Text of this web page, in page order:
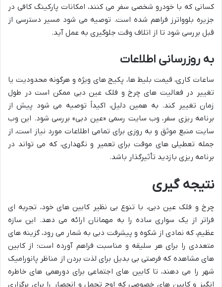
کسانی که با خودرو شخصی سفر می کنند، امکانات پارکینگ کافی در
جزیره بلوواترز فراهم شده است. توصیه می شود مسیر دسترسی از
قبل بررسی شود تا از اتلاف وقت جلوگیری به عمل آید.
به روزرسانی اطلاعات
ساعات کاری، قیمت بلیط ها، پکیج های ویژه و هرگونه محدودیت یا
تغییر در فعالیت های چرخ و فلک عین دبی ممکن است در طول
زمان تغییر کند. به همین دلیل، اکیداً توصیه می شود پیش از
برنامه ریزی سفر، وب سایت رسمی «عین دبی» بررسی شود. این وب
سایت منبع موثق و به روزی برای تمامی اطلاعات مورد نیاز است، از
جمله تعطیلی های موقت برای تعمیر و نگهداری، که می تواند در
برنامه ریزی بازدید تأثیرگذار باشد.
نتیجه گیری
چرخ و فلک عین دبی، با تنوع بی نظیر کابین های خود، تجربه ای
فراتر از یک سواری ساده را به مهمانان ارائه می دهد. این سازه
عظیم، که نمادی از شکوه و پیشرفت دبی به شمار می رود، گزینه های
متعددی را برای هر سلیقه و مناسبت فراهم آورده است؛ از کابین
های مشاهده که فرصتی بی بدیل برای لذت بردن از مناظر پانورامیک
شهر را می دهند، تا کابین های اجتماعی برای دورهمی های خاطره
انگیز و کابین های خصوصی که اوج تجمل و انحصار را برای برگزاری